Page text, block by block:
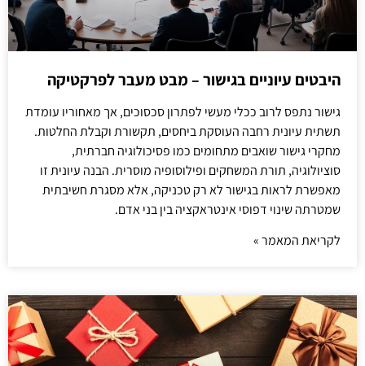
היבטים עיוניים בגישור – מבט מעבר לפרקטיקה
גישור נתפס לרוב ככלי מעשי לפתרון סכסוכים, אך מאחוריו עומדת
תשתית עיונית רחבה העוסקת ביחסים, תקשורת וקבלת החלטות.
מחקרי גישור שואבים מתחומים כמו פסיכולוגיה חברתית,
סוציולוגיה, תורת המשחקים ופילוסופיה מוסרית. הבנה עיונית זו
מאפשרת לראות בגישור לא רק טכניקה, אלא מסגרת חשיבתית
שמטרתה שינוי דפוסי אינטראקציה בין בני אדם.
לקריאת המאמר »